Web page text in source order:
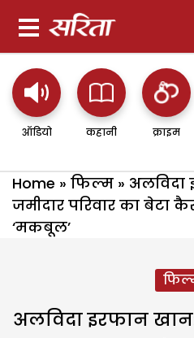
ऑडियो कहानी क्राइम
Home » फिल्म »
जमीदार परिवार का बेटा
‘मकबूल’
अलविदा इरफान